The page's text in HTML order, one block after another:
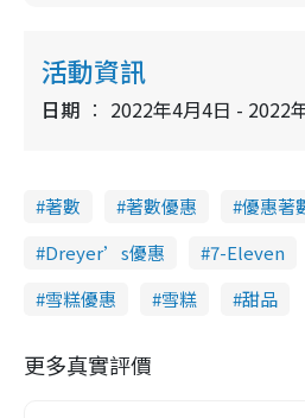
活動資訊
日期 2022年4月4日 - 2022
著數 著數優惠 優惠著
Dreyer’s優惠
7-Eleven
雪糕優惠
雪糕 甜品
更多真實評價